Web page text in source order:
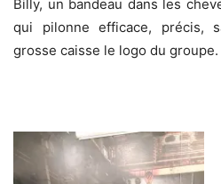
Billy, un bandeau dans les
qui pilonne efficace, précis,
grosse caisse le logo du